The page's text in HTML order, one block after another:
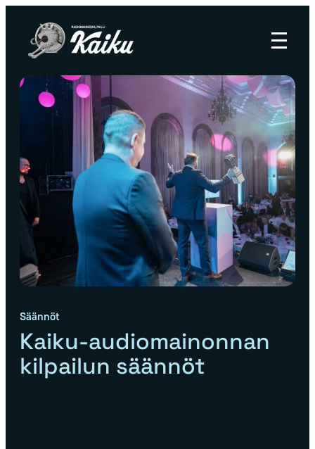
suoraan
sisältöön
Kaikukilpailu
Säännöt
Kaiku-audiomainonnan
kilpailun säännöt